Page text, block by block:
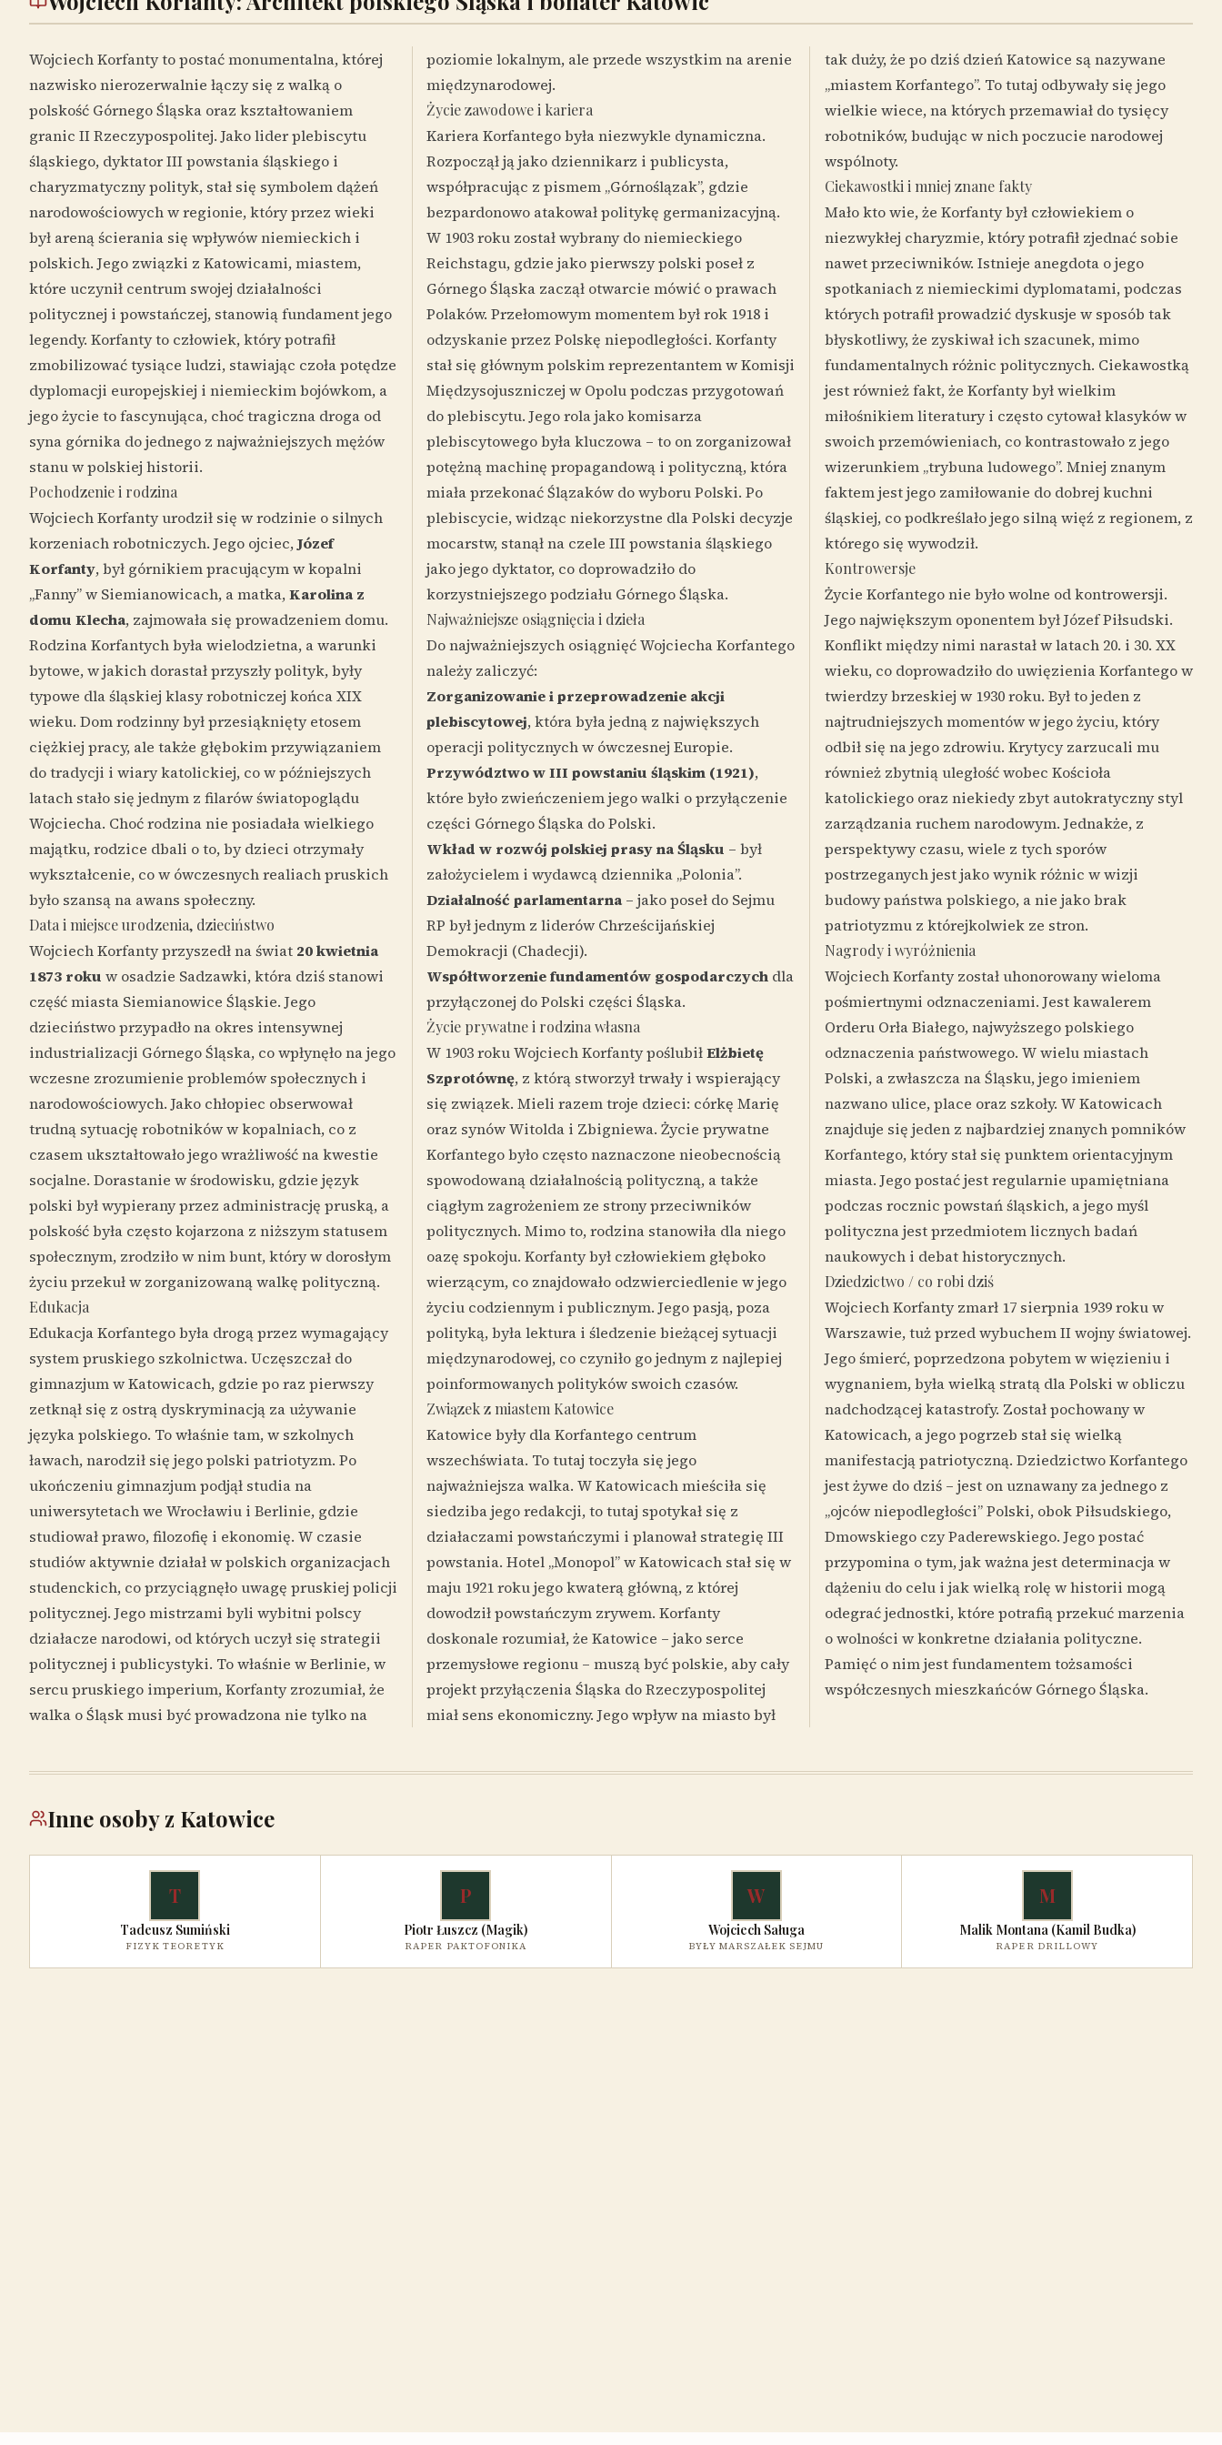
Wojciech Korfanty to postać monumentalna, której
nazwisko nierozerwalnie łączy się z walką o
polskość Górnego Śląska oraz kształtowaniem
granic II Rzeczypospolitej. Jako lider plebiscytu
śląskiego, dyktator III powstania śląskiego i
charyzmatyczny polityk, stał się symbolem dążeń
narodowościowych w regionie, który przez wieki
był areną ścierania się wpływów niemieckich i
polskich. Jego związki z Katowicami, miastem,
które uczynił centrum swojej działalności
politycznej i powstańczej, stanowią fundament jego
legendy. Korfanty to człowiek, który potrafił
zmobilizować tysiące ludzi, stawiając czoła potędze
dyplomacji europejskiej i niemieckim bojówkom, a
jego życie to fascynująca, choć tragiczna droga od
syna górnika do jednego z najważniejszych mężów
stanu w polskiej historii.
Pochodzenie i rodzina
Wojciech Korfanty urodził się w rodzinie o silnych
korzeniach robotniczych. Jego ojciec,Józef
Korfanty, był górnikiem pracującym w kopalni
„Fanny” w Siemianowicach, a matka,Karolina z
domu Klecha, zajmowała się prowadzeniem domu.
Rodzina Korfantych była wielodzietna, a warunki
bytowe, w jakich dorastał przyszły polityk, były
typowe dla śląskiej klasy robotniczej końca XIX
wieku. Dom rodzinny był przesiąknięty etosem
ciężkiej pracy, ale także głębokim przywiązaniem
do tradycji i wiary katolickiej, co w późniejszych
latach stało się jednym z filarów światopoglądu
Wojciecha. Choć rodzina nie posiadała wielkiego
majątku, rodzice dbali o to, by dzieci otrzymały
wykształcenie, co w ówczesnych realiach pruskich
było szansą na awans społeczny.
Data i miejsce urodzenia, dzieciństwo
Wojciech Korfanty przyszedł na świat 20 kwietnia
1873 roku w osadzie Sadzawki, która dziś stanowi
część miasta Siemianowice Śląskie. Jego
dzieciństwo przypadło na okres intensywnej
industrializacji Górnego Śląska, co wpłynęło na jego
wczesne zrozumienie problemów społecznych i
narodowościowych. Jako chłopiec obserwował
trudną sytuację robotników w kopalniach, co z
czasem ukształtowało jego wrażliwość na kwestie
socjalne. Dorastanie w środowisku, gdzie język
polski był wypierany przez administrację pruską, a
polskość była często kojarzona z niższym statusem
społecznym, zrodziło w nim bunt, który w dorosłym
życiu przekuł w zorganizowaną walkę polityczną.
Edukacja
Edukacja Korfantego była drogą przez wymagający
system pruskiego szkolnictwa. Uczęszczał do
gimnazjum w Katowicach, gdzie po raz pierwszy
zetknął się z ostrą dyskryminacją za używanie
języka polskiego. To właśnie tam, w szkolnych
ławach, narodził się jego polski patriotyzm. Po
ukończeniu gimnazjum podjął studia na
uniwersytetach we Wrocławiu i Berlinie, gdzie
studiował prawo, filozofię i ekonomię. W czasie
studiów aktywnie działał w polskich organizacjach
studenckich, co przyciągnęło uwagę pruskiej policji
politycznej. Jego mistrzami byli wybitni polscy
działacze narodowi, od których uczył się strategii
politycznej i publicystyki. To właśnie w Berlinie, w
sercu pruskiego imperium, Korfanty zrozumiał, że
walka o Śląsk musi być prowadzona nie tylko na
poziomie lokalnym, ale przede wszystkim na arenie
międzynarodowej.
Życie zawodowe i kariera
Kariera Korfantego była niezwykle dynamiczna.
Rozpoczął ją jako dziennikarz i publicysta,
współpracując z pismem „Górnoślązak”, gdzie
bezpardonowo atakował politykę germanizacyjną.
W 1903 roku został wybrany do niemieckiego
Reichstagu, gdzie jako pierwszy polski poseł z
Górnego Śląska zaczął otwarcie mówić o prawach
Polaków. Przełomowym momentem był rok 1918 i
odzyskanie przez Polskę niepodległości. Korfanty
stał się głównym polskim reprezentantem w Komisji
Międzysojuszniczej w Opolu podczas przygotowań
do plebiscytu. Jego rola jako komisarza
plebiscytowego była kluczowa – to on zorganizował
potężną machinę propagandową i polityczną, która
miała przekonać Ślązaków do wyboru Polski. Po
plebiscycie, widząc niekorzystne dla Polski decyzje
mocarstw, stanął na czele III powstania śląskiego
jako jego dyktator, co doprowadziło do
korzystniejszego podziału Górnego Śląska.
Najważniejsze osiągnięcia i dzieła
Do najważniejszych osiągnięć Wojciecha Korfantego
należy zaliczyć:
Zorganizowanie i przeprowadzenie akcji
plebiscytowej, która była jedną z największych
operacji politycznych w ówczesnej Europie.
Przywództwo w III powstaniu śląskim (1921),
które było zwieńczeniem jego walki o przyłączenie
części Górnego Śląska do Polski.
Wkład w rozwój polskiej prasy na Śląsku – był
założycielem i wydawcą dziennika „Polonia”.
Działalność parlamentarna – jako poseł do Sejmu
RP był jednym z liderów Chrześcijańskiej
Demokracji (Chadecji).
Współtworzenie fundamentów gospodarczych dla
przyłączonej do Polski części Śląska.
Życie prywatne i rodzina własna
W 1903 roku Wojciech Korfanty poślubiłElżbietę
Szprotównę, z którą stworzył trwały i wspierający
się związek. Mieli razem troje dzieci: córkę Marię
oraz synów Witolda i Zbigniewa. Życie prywatne
Korfantego było często naznaczone nieobecnością
spowodowaną działalnością polityczną, a także
ciągłym zagrożeniem ze strony przeciwników
politycznych. Mimo to, rodzina stanowiła dla niego
oazę spokoju. Korfanty był człowiekiem głęboko
wierzącym, co znajdowało odzwierciedlenie w jego
życiu codziennym i publicznym. Jego pasją, poza
polityką, była lektura i śledzenie bieżącej sytuacji
międzynarodowej, co czyniło go jednym z najlepiej
poinformowanych polityków swoich czasów.
Związek z miastem Katowice
Katowice były dla Korfantego centrum
wszechświata. To tutaj toczyła się jego
najważniejsza walka. W Katowicach mieściła się
siedziba jego redakcji, to tutaj spotykał się z
działaczami powstańczymi i planował strategię III
powstania. Hotel „Monopol” w Katowicach stał się w
maju 1921 roku jego kwaterą główną, z której
dowodził powstańczym zrywem. Korfanty
doskonale rozumiał, że Katowice – jako serce
przemysłowe regionu – muszą być polskie, aby cały
projekt przyłączenia Śląska do Rzeczypospolitej
miał sens ekonomiczny. Jego wpływ na miasto był
tak duży, że po dziś dzień Katowice są nazywane
„miastem Korfantego”. To tutaj odbywały się jego
wielkie wiece, na których przemawiał do tysięcy
robotników, budując w nich poczucie narodowej
wspólnoty.
Ciekawostki i mniej znane fakty
Mało kto wie, że Korfanty był człowiekiem o
niezwykłej charyzmie, który potrafił zjednać sobie
nawet przeciwników. Istnieje anegdota o jego
spotkaniach z niemieckimi dyplomatami, podczas
których potrafił prowadzić dyskusje w sposób tak
błyskotliwy, że zyskiwał ich szacunek, mimo
fundamentalnych różnic politycznych. Ciekawostką
jest również fakt, że Korfanty był wielkim
miłośnikiem literatury i często cytował klasyków w
swoich przemówieniach, co kontrastowało z jego
wizerunkiem „trybuna ludowego”. Mniej znanym
faktem jest jego zamiłowanie do dobrej kuchni
śląskiej, co podkreślało jego silną więź z regionem, z
którego się wywodził.
Kontrowersje
Życie Korfantego nie było wolne od kontrowersji.
Jego największym oponentem był Józef Piłsudski.
Konflikt między nimi narastał w latach 20. i 30. XX
wieku, co doprowadziło do uwięzienia Korfantego w
twierdzy brzeskiej w 1930 roku. Był to jeden z
najtrudniejszych momentów w jego życiu, który
odbił się na jego zdrowiu. Krytycy zarzucali mu
również zbytnią uległość wobec Kościoła
katolickiego oraz niekiedy zbyt autokratyczny styl
zarządzania ruchem narodowym. Jednakże, z
perspektywy czasu, wiele z tych sporów
postrzeganych jest jako wynik różnic w wizji
budowy państwa polskiego, a nie jako brak
patriotyzmu z którejkolwiek ze stron.
Nagrody i wyróżnienia
Wojciech Korfanty został uhonorowany wieloma
pośmiertnymi odznaczeniami. Jest kawalerem
Orderu Orła Białego, najwyższego polskiego
odznaczenia państwowego. W wielu miastach
Polski, a zwłaszcza na Śląsku, jego imieniem
nazwano ulice, place oraz szkoły. W Katowicach
znajduje się jeden z najbardziej znanych pomników
Korfantego, który stał się punktem orientacyjnym
miasta. Jego postać jest regularnie upamiętniana
podczas rocznic powstań śląskich, a jego myśl
polityczna jest przedmiotem licznych badań
naukowych i debat historycznych.
Dziedzictwo / co robi dziś
Wojciech Korfanty zmarł 17 sierpnia 1939 roku w
Warszawie, tuż przed wybuchem II wojny światowej.
Jego śmierć, poprzedzona pobytem w więzieniu i
wygnaniem, była wielką stratą dla Polski w obliczu
nadchodzącej katastrofy. Został pochowany w
Katowicach, a jego pogrzeb stał się wielką
manifestacją patriotyczną. Dziedzictwo Korfantego
jest żywe do dziś – jest on uznawany za jednego z
„ojców niepodległości” Polski, obok Piłsudskiego,
Dmowskiego czy Paderewskiego. Jego postać
przypomina o tym, jak ważna jest determinacja w
dążeniu do celu i jak wielką rolę w historii mogą
odegrać jednostki, które potrafią przekuć marzenia
o wolności w konkretne działania polityczne.
Pamięć o nim jest fundamentem tożsamości
współczesnych mieszkańców Górnego Śląska.
Inne osoby z Katowice
T
Tadeusz Sumiński
FIZYK TEORETYK
P
Piotr Łuszcz (Magik)
RAPER PAKTOFONIKA
W
Wojciech Saługa
BYŁY MARSZAŁEK SEJMU
M
Malik Montana (Kamil Budka)
RAPER DRILLOWY